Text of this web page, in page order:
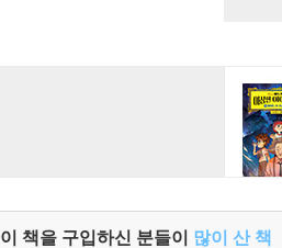
이 책을 구입하신 분들이 많이 산 책